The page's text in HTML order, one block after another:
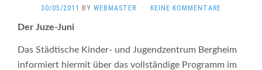
30/05/2011 BY WEBMASTER · KEINE KOMMENTARE
Der Juze-Juni
Das Städtische Kinder- und Jugendzentrum Bergheim
informiert hiermit über das vollständige Programm im